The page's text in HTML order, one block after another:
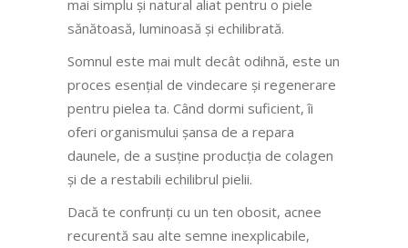
mai simplu și natural aliat pentru o piele
sănătoasă, luminoasă și echilibrată.
Somnul este mai mult decât odihnă, este un
proces esențial de vindecare și regenerare
pentru pielea ta. Când dormi suficient, îi
oferi organismului șansa de a repara
daunele, de a susține producția de colagen
și de a restabili echilibrul pielii.
Dacă te confrunți cu un ten obosit, acnee
recurentă sau alte semne inexplicabile,